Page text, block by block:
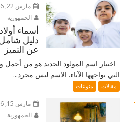
مارس 22, 2026
الجمهورية
أسماء
دليل شامل
عن التميز
اختيار اسم المولود الجديد هو من
التي يواجهها الآباء. الاسم ليس مجرد...
مقالات منوعات
مارس 15, 2026
الجمهورية